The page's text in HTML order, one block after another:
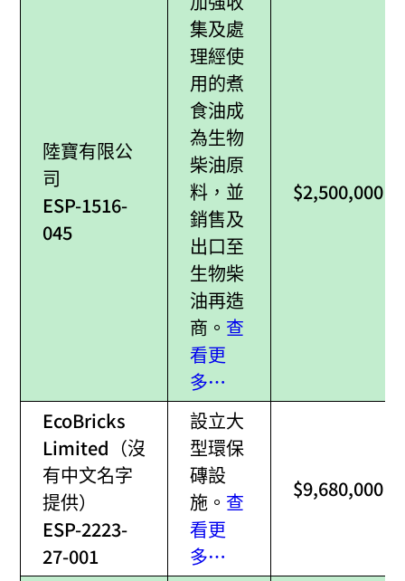
陸寶有限公
司
ESP-1516-
045
集及處
理經使
用的煮
食油成
為生物
柴油原
料，並
銷售及
出口至
生物柴
油再造
商。 查
看更
多…
$2,500,000
EcoBricks
Limited（沒
有中文名字
提供）
ESP-2223-
27-001
設立大
型環保
磚設
施。 查
看更
多…
$9,680,000